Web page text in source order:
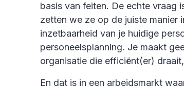
basis van feiten. De echte vraag
zetten we ze op de juiste manier
inzetbaarheid van je huidige
personeelsplanning. Je maakt
organisatie die efficiënt(er)
En dat is in een arbeidsmarkt